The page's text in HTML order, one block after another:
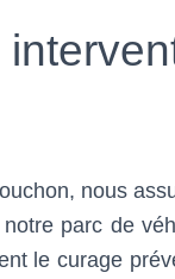
nous
parc de
le curage